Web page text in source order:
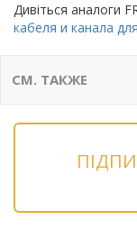
Дивіться аналоги
кабеля и канала
СМ. ТАКЖЕ